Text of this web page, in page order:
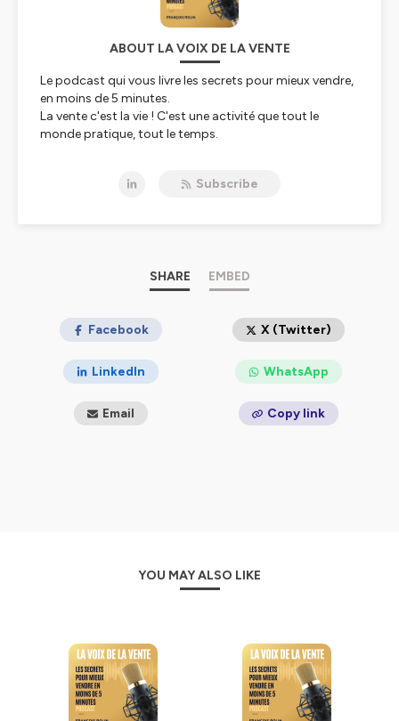
ABOUT LA VOIX DE LA VENTE
Le podcast qui vous livre les secrets pour mieux vendre,
en moins de 5 minutes.
La vente c'est la vie ! C'est une activité que tout le
monde pratique, tout le temps.
s'approprie ses histoires pour en tirer son propre
Podcast créé par François Rolin.
Hébergé par Ausha. Visitez
ausha.co/politique-de-
confidentialitepour plus d'informations.
Subscribe
SHARE EMBED
Facebook X (Twitter)
LinkedIn WhatsApp
Email Copy link
YOU MAY ALSO LIKE